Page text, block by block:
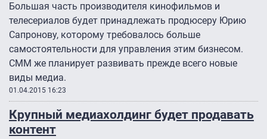
Большая часть производителя кинофильмов и
телесериалов будет принадлежать продюсеру Юрию
Сапронову, которому требовалось больше
самостоятельности для управления этим бизнесом.
СММ же планирует развивать прежде всего новые
виды медиа.
01.04.2015 16:23
Крупный медиахолдинг будет продавать
контент